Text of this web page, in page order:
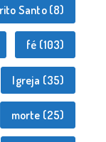
Santo(8)
fé (103)
Igreja (35)
morte (25)